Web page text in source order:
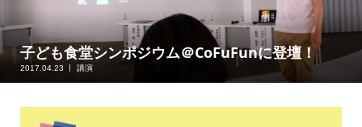
子ども食堂シンポジウム＠CoFuFunに登壇！
2017.04.23 講演